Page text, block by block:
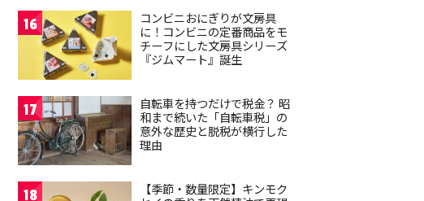
16
コンビニおにぎりが文房具
に！コンビニの定番商品をモ
チーフにした文房具シリーズ
『ジムマート』誕生
17
自転車を持つだけで税金？ 昭
和まで続いた「自転車税」の
意外な歴史と脱税が横行した
理由
18
【季節・数量限定】キンモク